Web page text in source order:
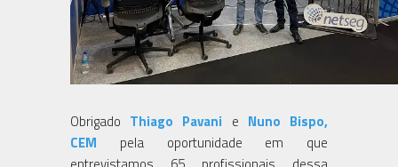
Obrigado Thiago Pavani e Nuno Bispo,
CEM pela oportunidade em que